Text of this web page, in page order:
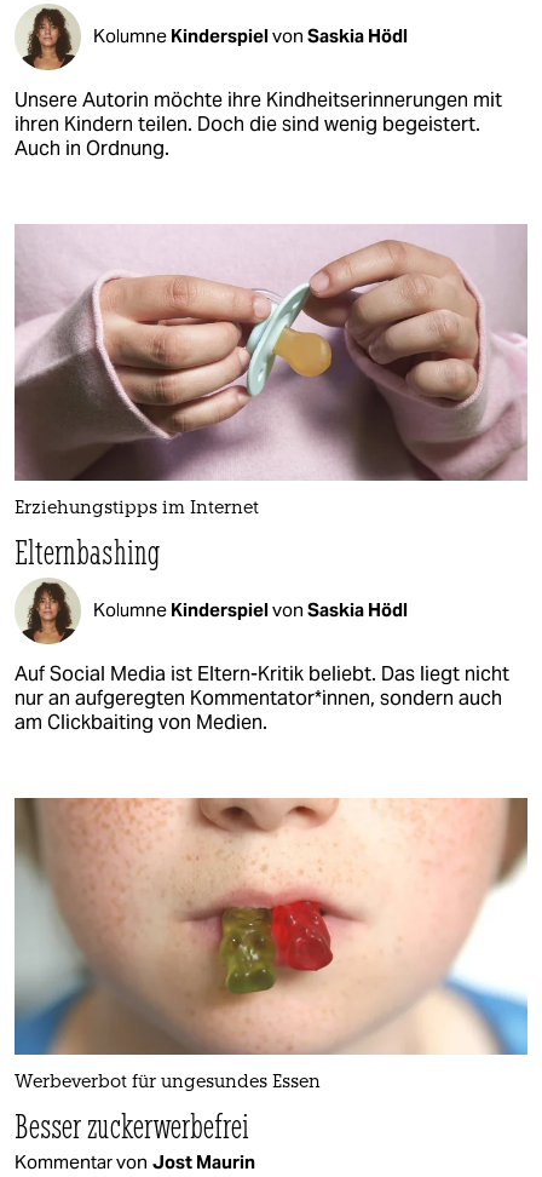
Kolumne Kinderspielvon Saskia Hödl
Unsere Autorin möchte ihre Kindheitserinnerungen mit
ihren Kindern teilen. Doch die sind wenig begeistert.
Auch in Ordnung.
Erziehungstipps im Internet
Elternbashing
Kolumne Kinderspielvon Saskia Hödl
Auf Social Media ist Eltern-Kritik beliebt. Das liegt nicht
nur an aufgeregten Kommentator*innen, sondern auch
am Clickbaiting von Medien.
Werbeverbot für ungesundes Essen
Besser zuckerwerbefrei
Kommentar von Jost Maurin